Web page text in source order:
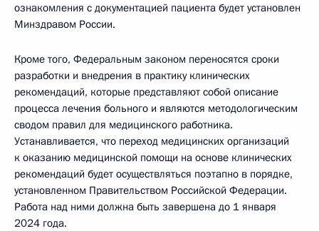
ознакомления с документацией пациента будет установлен
Минздравом России.
Кроме того, Федеральным законом переносятся сроки
разработки и внедрения в практику клинических
рекомендаций, которые представляют собой описание
процесса лечения больного и являются методологическим
сводом правил для медицинского работника.
Устанавливается, что переход медицинских организаций
к оказанию медицинской помощи на основе клинических
рекомендаций будет осуществляться поэтапно в порядке,
установленном Правительством Российской Федерации.
Работа над ними должна быть завершена до 1 января
2024 года.